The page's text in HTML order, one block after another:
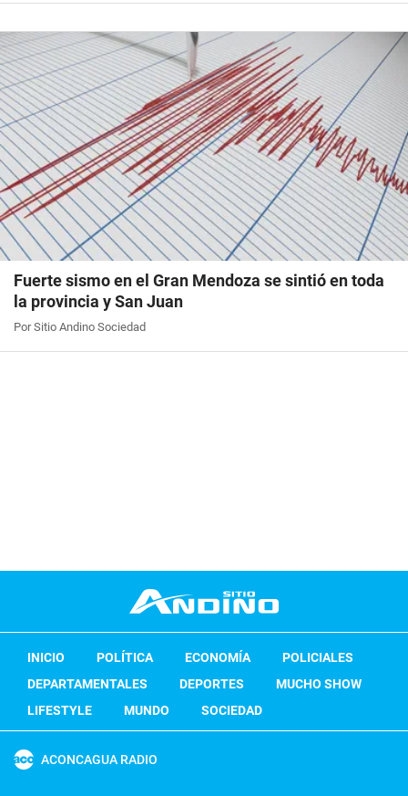
Fuerte sismo en el Gran Mendoza se sintió en toda
la provincia y San Juan
Por Sitio Andino Sociedad
INICIO POLÍTICA ECONOMÍA
POLICIALES
DEPARTAMENTALES
DEPORTES
MUCHO SHOW
LIFESTYLE
MUNDO SOCIEDAD
ACONCAGUA RADIO